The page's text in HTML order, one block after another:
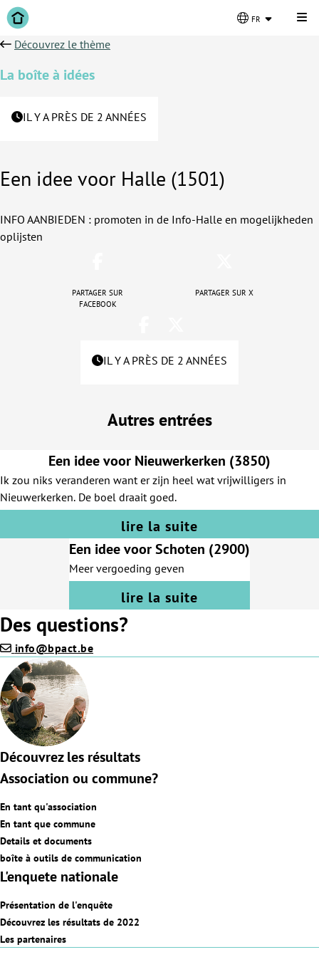
fr
Découvrez le thème
La boîte à idées
IL Y A PRÈS DE 2 ANNÉES
Een idee voor Halle (1501)
INFO AANBIEDEN : promoten in de Info-Halle en mogelijkheden
oplijsten
Partager sur
Facebook
Partager sur X
IL Y A PRÈS DE 2 ANNÉES
Autres entrées
Een idee voor Nieuwerkerken (3850)
Ik zou niks veranderen want er zijn heel wat vrijwilligers in
Nieuwerkerken. De boel draait goed.
lire la suite
Een idee voor Schoten (2900)
Meer vergoeding geven
lire la suite
Des questions?
info@bpact.be
Découvrez les résultats
Association ou commune?
En tant qu'association
En tant que commune
Details et documents
boîte à outils de communication
L'enquete nationale
Présentation de l'enquête
Découvrez les résultats de 2022
Les partenaires